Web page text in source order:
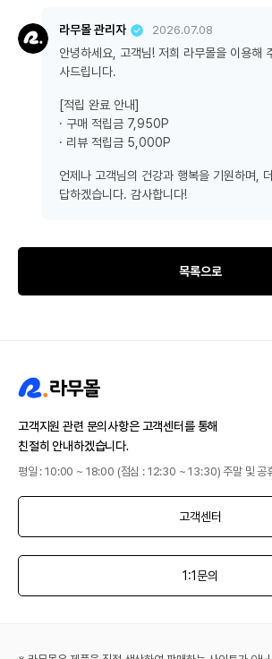
라무몰 관리자 2026.07.08
안녕하세요, 고객님! 저희 라무몰을 이용해
사드립니다.
[적립 완료 안내]
· 구매 적립금 7,950P
· 리뷰 적립금 5,000P
언제나 고객님의 건강과 행복을 기원하며,
답하겠습니다. 감사합니다!
목록으로
고객지원 관련 문의사항은 고객센터를 통해
친절히 안내하겠습니다.
평일 : 10:00 ~ 18:00 (점심 : 12:30 ~ 13:30) 주말 및 공
고객센터
1:1문의